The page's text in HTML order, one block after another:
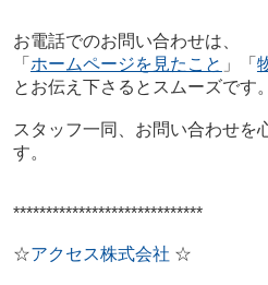
お電話でのお問い合わせは、
「 ホームページを見たこと 」「
とお伝え下さるとスムーズです。
スタッフ一同、お問い合わせを
す。
*****************************
☆アクセス株式会社 ☆